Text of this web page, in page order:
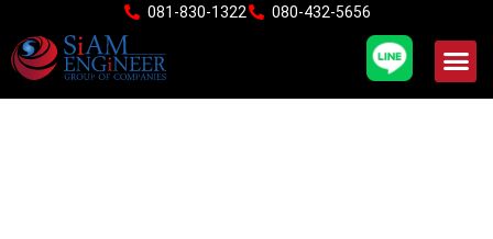
content
081-830-1322 080-432-5656